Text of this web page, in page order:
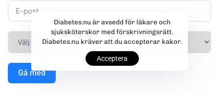
Gå med
Diabetes.nu är avsedd för läkare och
sjuksköterskor med förskrivningsrätt.
Diabetes.nu kräver att du accepterar kakor.
Acceptera